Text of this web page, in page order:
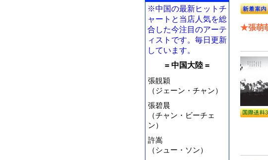
※中国の最新ヒットチ
ャートと当店人気を総
合した今注目のアーテ
ィストです。毎日更新
しています。
= 中国大陸 =
張靚穎
（ジェーン・チャン）
張碧晨
（チャン・ビーチェ
ン）
許嵩
（シュー・ソン）
★張萌